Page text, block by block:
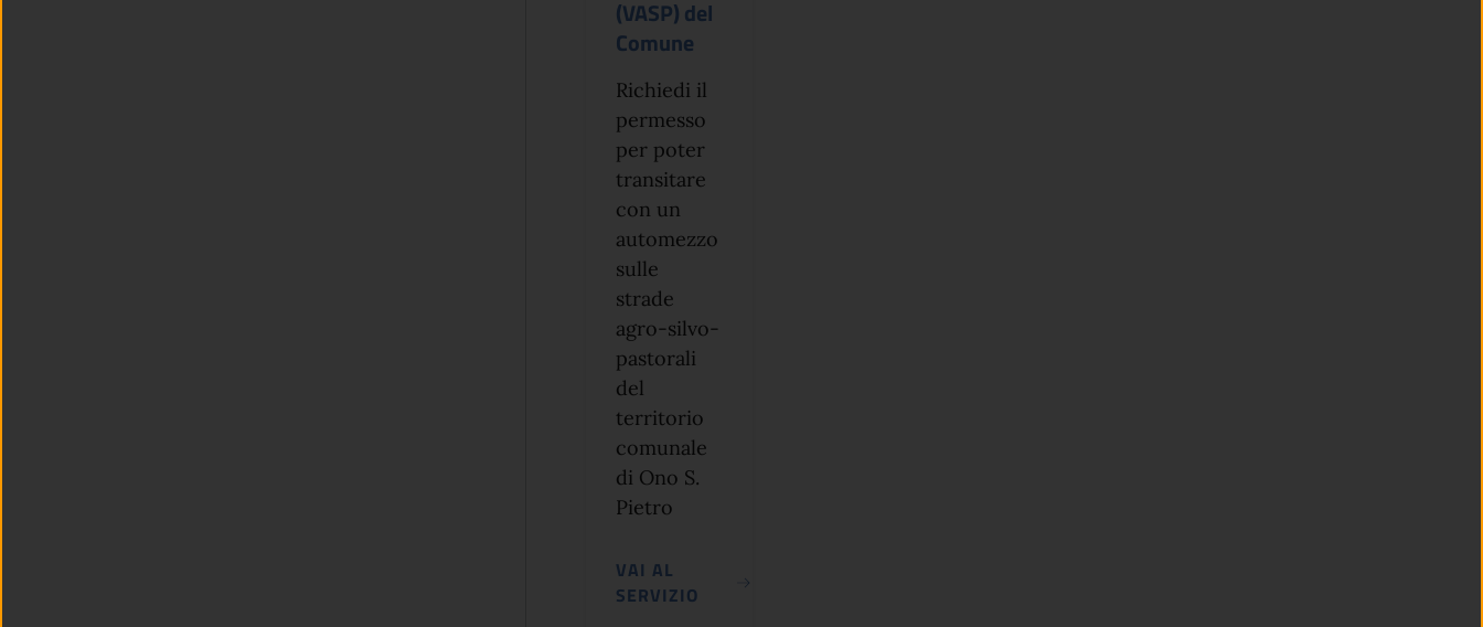
(VASP) del
Comune
Richiedi il
permesso
per poter
transitare
con un
automezzo
sulle
strade
agro-silvo-
pastorali
del
territorio
comunale
di Ono S.
Pietro
VAI AL
SERVIZIO